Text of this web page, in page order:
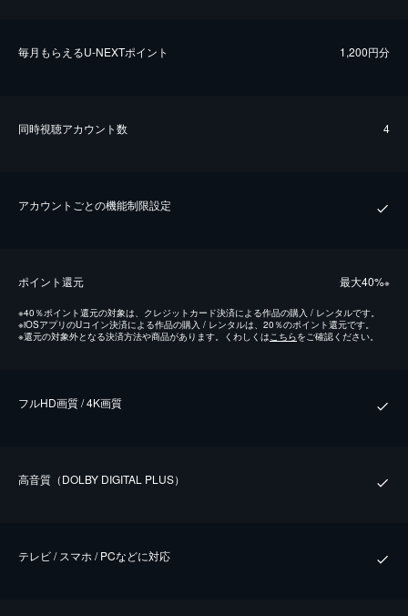
毎⽉もらえるU-NEXTポイント 1,200円分
同時視聴アカウント数 4
アカウントごとの機能制限設定
ポイント還元 最⼤40%※
※40％ポイント還元の対象は、クレジットカード決済による作品の購入 / レンタルです。
※iOSアプリのUコイン決済による作品の購入 / レンタルは、20％のポイント還元です。
※還元の対象外となる決済方法や商品があります。くわしくはこちらをご確認ください。
フルHD画質 / 4K画質
⾼⾳質（DOLBY DIGITAL PLUS）
テレビ / スマホ / PCなどに対応